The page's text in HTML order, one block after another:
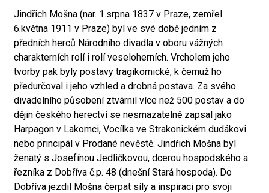
Jindřich Mošna (nar. 1.srpna 1837 v Praze, zemřel
6.května 1911 v Praze) byl ve své době jedním z
předních herců Národního divadla v oboru vážných
charakterních rolí i rolí veseloherních. Vrcholem jeho
tvorby pak byly postavy tragikomické, k čemuž ho
předurčoval i jeho vzhled a drobná postava. Za svého
divadelního působení ztvárnil více než 500 postav a do
dějin českého herectví se nesmazatelně zapsal jako
Harpagon v Lakomci, Vocílka ve Strakonickém dudákovi
nebo principál v Prodané nevěstě. Jindřich Mošna byl
ženatý s Josefínou Jedličkovou, dcerou hospodského a
řezníka z Dobříva č.p. 48 (dnešní Stará hospoda). Do
Dobříva jezdil Mošna čerpat síly a inspiraci pro svoji